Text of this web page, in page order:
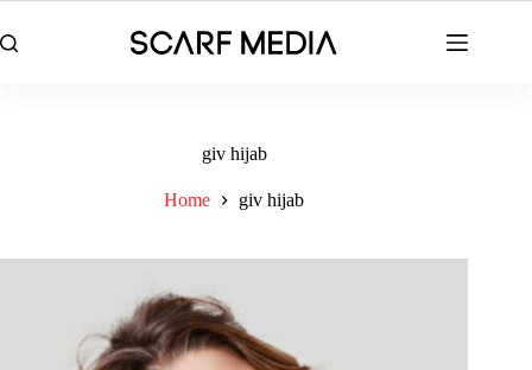
to
content
giv hijab
Home giv hijab